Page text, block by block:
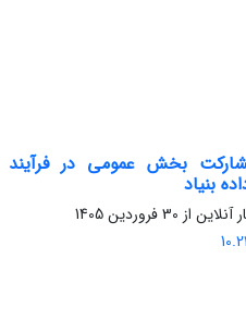
بخش عمومی در فرآیند
بنیاد
آنلاین از 30 فروردین 1405